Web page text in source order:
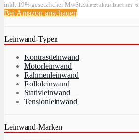
inkl. 19% gesetzlicher MwSt. Zuletzt aktualisiert am:
Bei Amazon anschauen
Leinwand-Typen
Kontrastleinwand
Motorleinwand
Rahmenleinwand
Rolloleinwand
Stativleinwand
Tensionleinwand
Leinwand-Marken